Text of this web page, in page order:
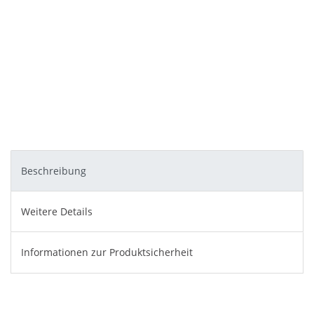
Beschreibung
Weitere Details
Informationen zur Produktsicherheit